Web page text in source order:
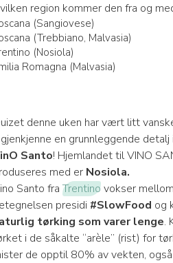
region kommer den fra og
(Sangiovese)
(Trebbiano, Malvasia)
(Nosiola)
Romagna (Malvasia)
denne uken har vært litt
en grunnleggende
Santo! Hjemlandet til VINO
med er Nosiola.
Santo fraTrentinovokser mellom
presidi #SlowFood og
tørking som varer lenge.
i de såkalte “arèle” (rist) for
de opptil 80% av vekten,